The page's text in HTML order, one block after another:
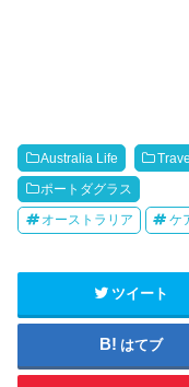
Australia Life
ポートダグラス
オーストラリア ケ
ツイート
はてブ